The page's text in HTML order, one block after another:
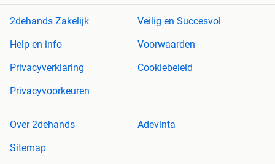
2dehands Zakelijk
Veilig en Succesvol
Help en info
Voorwaarden
Privacyverklaring
Cookiebeleid
Privacyvoorkeuren
Over 2dehands
Adevinta
Sitemap